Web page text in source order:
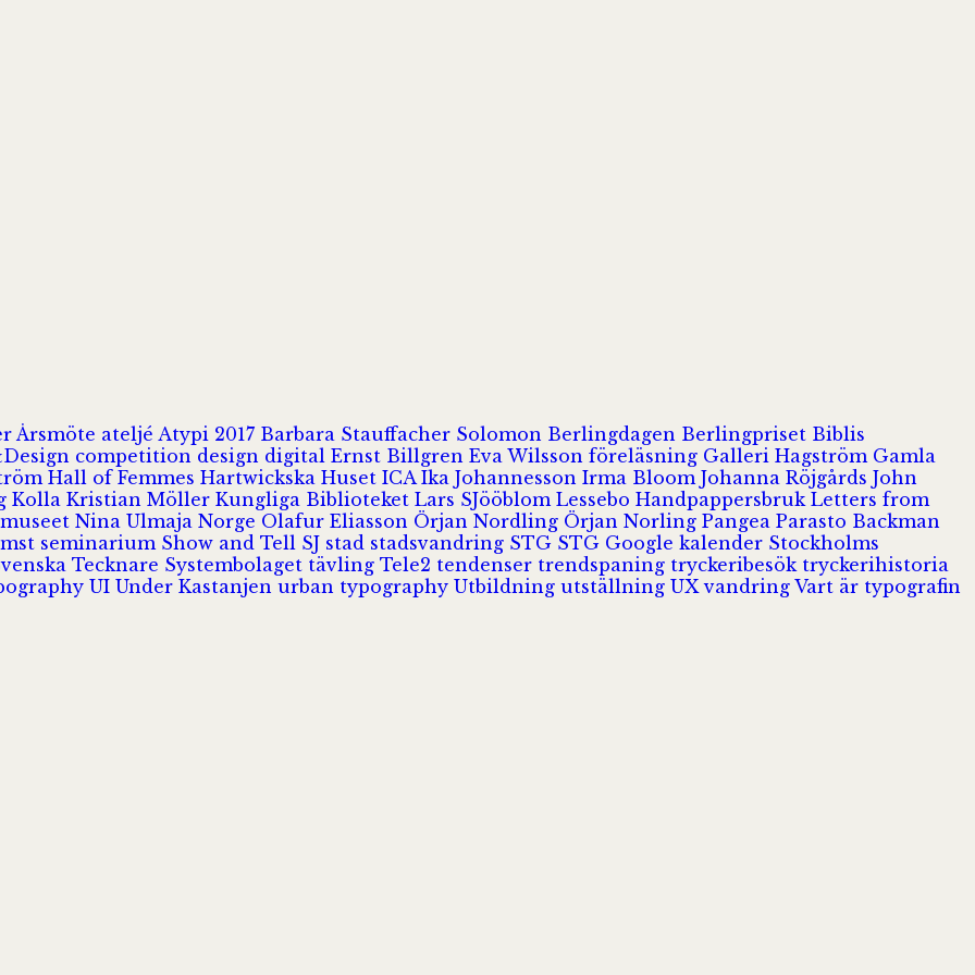
Årsmöte ateljé Atypi 2017 Barbara Stauffacher Solomon Berlingdagen Berlingpriset Biblis
competition design digital Ernst Billgren Eva Wilsson föreläsning Galleri Hagström Gamla
Hall of Femmes Hartwickska Huset ICA Ika Johannesson Irma Bloom Johanna Röjgårds John
Kolla Kristian Möller Kungliga Biblioteket Lars SJööblom Lessebo Handpappersbruk Letters from
Nina Ulmaja Norge Olafur Eliasson Örjan Nordling Örjan Norling Pangea Parasto Backman
seminarium Show and Tell SJ stad stadsvandring STG STG Google kalender Stockholms
Tecknare Systembolaget tävling Tele2 tendenser trendspaning tryckeribesök tryckerihistoria
UI Under Kastanjen urban typography Utbildning utställning UXvandring Vart är typografin